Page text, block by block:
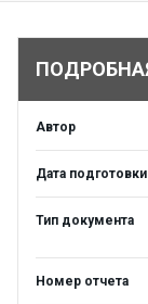
Автор
Дата
Тип документа
Номер отчета